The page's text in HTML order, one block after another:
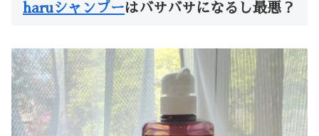
haruシャンプーはバサバサになるし最悪？